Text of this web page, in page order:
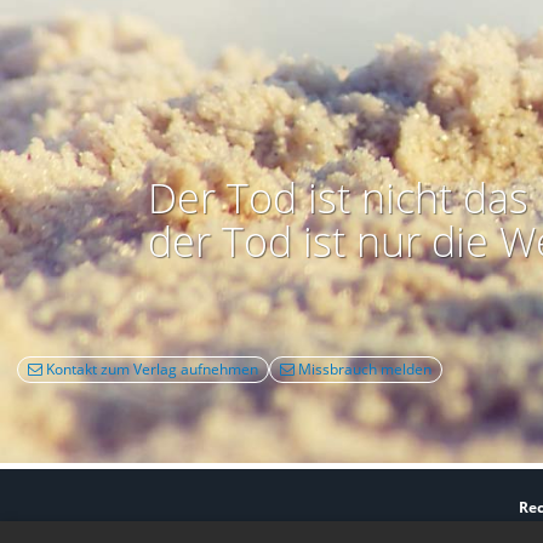
Der Tod ist nicht
der Tod ist nur die
Kontakt zum Verlag aufnehmen Missbrauch melden